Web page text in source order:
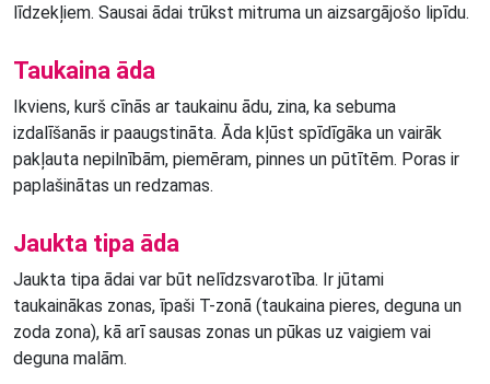
līdzekļiem. Sausai ādai trūkst mitruma un aizsargājošo lipīdu.
Taukaina āda
Ikviens, kurš cīnās ar taukainu ādu, zina, ka sebuma
izdalīšanās ir paaugstināta. Āda kļūst spīdīgāka un vairāk
pakļauta nepilnībām, piemēram, pinnes un pūtītēm. Poras ir
paplašinātas un redzamas.
Jaukta tipa āda
Jaukta tipa ādai var būt nelīdzsvarotība. Ir jūtami
taukainākas zonas, īpaši T-zonā (taukaina pieres, deguna un
zoda zona), kā arī sausas zonas un pūkas uz vaigiem vai
deguna malām.